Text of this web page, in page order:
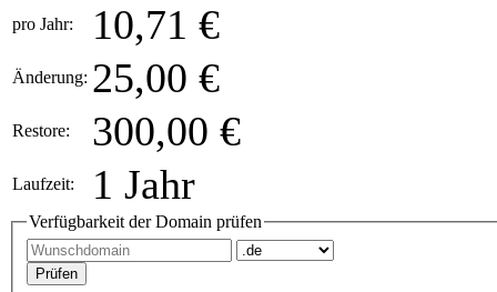
pro Jahr: 10,71 €
Änderung: 25,00 €
Restore: 300,00 €
Laufzeit: 1 Jahr
Verfügbarkeit der Domain prüfen